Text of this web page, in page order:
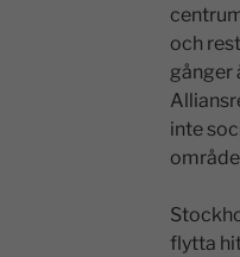
och
gånger
inte
flytta